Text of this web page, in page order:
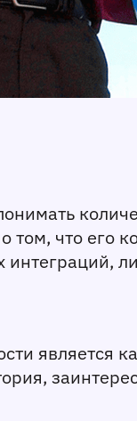
том, что его
является